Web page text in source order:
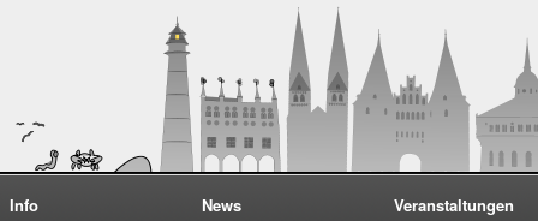
Info
News
Veranstaltungen